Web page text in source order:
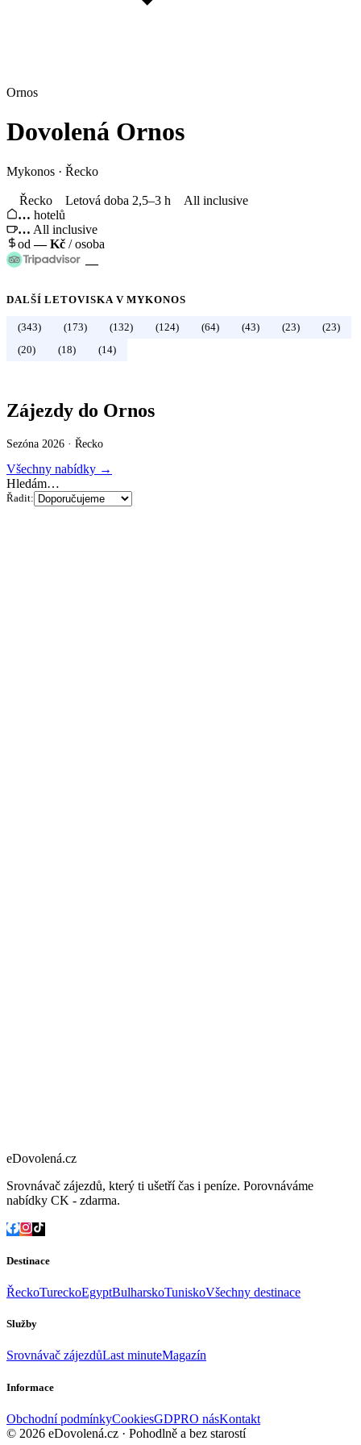
Ornos
Dovolená Ornos
Mykonos · Řecko
Řecko Letová doba 2,5–3 h
All inclusive
… hotelů
… All inclusive
od—Kč / osoba
—
DALŠÍ LETOVISKA VMYKONOS
(343) (173) (132) (124) (64) (43) (23)
(23)
(20)
(18) (14)
Zájezdy do Ornos
Sezóna 2026 · Řecko
Všechny nabídky →
Hledám…
Řadit:
eDovolená.cz
Srovnávač zájezdů, který ti ušetří čas i peníze. Porovnáváme
nabídky CK - zdarma.
Destinace
ŘeckoTureckoEgyptBulharskoTuniskoVšechny destinace
Služby
Srovnávač zájezdůLast minuteMagazín
Informace
Obchodní podmínkyCookiesGDPRO násKontakt
© 2026 eDovolená.cz · Pohodlně a bez starostíVšechna práva